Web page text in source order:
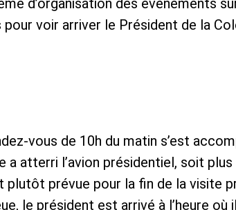
pour voir arriver le Président de la
vous de 10h du matin s’est
a atterri l’avion présidentiel, soit
plutôt prévue pour la fin de la visite
le président est arrivé à l’heure où